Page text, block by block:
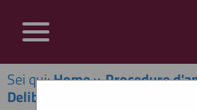
Sei qui:Home»Procedure
Delibere a contrarre o atto